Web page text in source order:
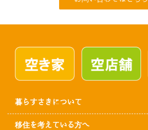
暮らすさきについて
移住を考えている方へ